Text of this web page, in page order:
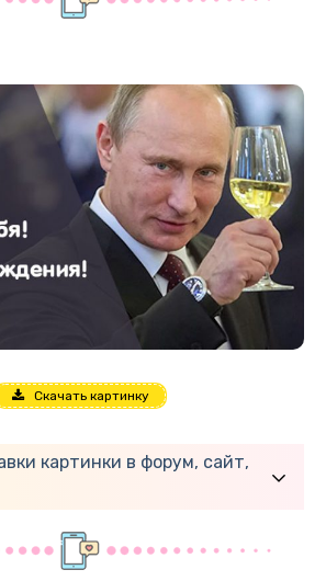
Скачать картинку
картинки в форум, сайт,